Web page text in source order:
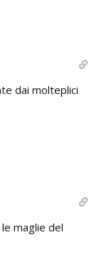
dai molteplici
maglie del